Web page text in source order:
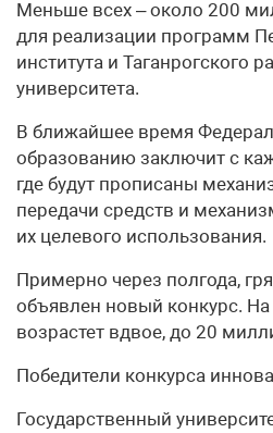
Меньше всех – около 200
для реализации программ
института и Таганрогского
университета.
В ближайшее время
образованию заключит с
где будут прописаны
передачи средств и
их целевого использования.
Примерно через полгода,
объявлен новый конкурс. На
возрастет вдвое, до 20
Победители конкурса
Государственный